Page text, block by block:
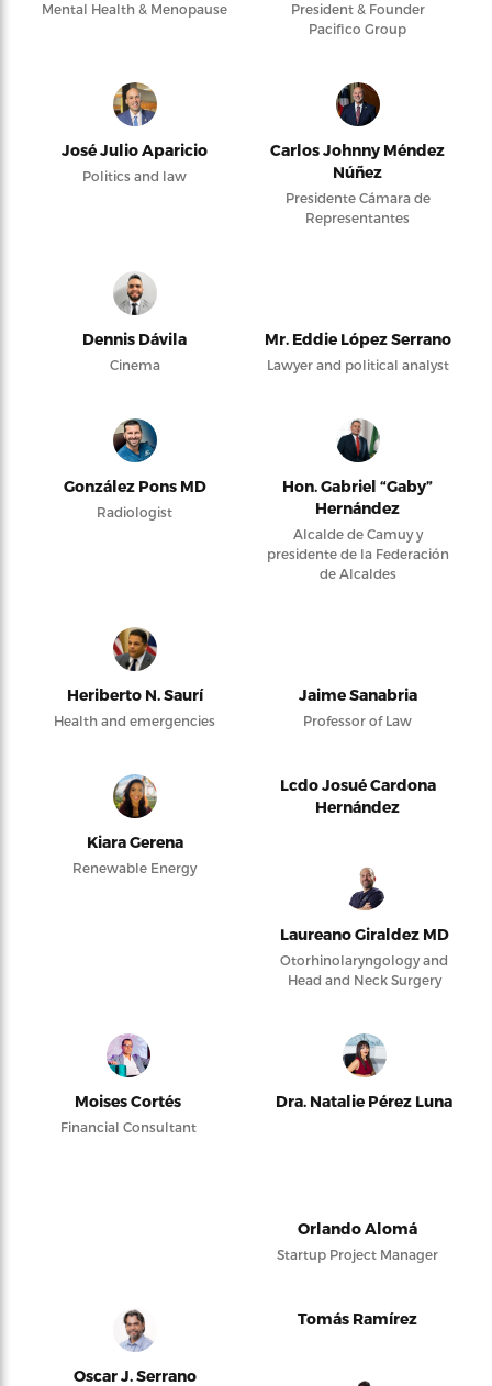
Mental Health & Menopause
President & Founder
Pacifico Group
José Julio Aparicio
Politics and law
Carlos Johnny Méndez
Núñez
Presidente Cámara de
Representantes
Dennis Dávila
Cinema
Mr. Eddie López Serrano
Lawyer and political analyst
González Pons MD
Radiologist
Hon. Gabriel “Gaby”
Hernández
Alcalde de Camuy y
presidente de la Federación
de Alcaldes
Heriberto N. Saurí
Health and emergencies
Jaime Sanabria
Professor of Law
Kiara Gerena
Renewable Energy
Lcdo Josué Cardona
Hernández
Laureano Giraldez MD
Otorhinolaryngology and
Head and Neck Surgery
Moises Cortés
Financial Consultant
Dra. Natalie Pérez Luna
Orlando Alomá
Startup Project Manager
Oscar J. Serrano
Tomás Ramírez